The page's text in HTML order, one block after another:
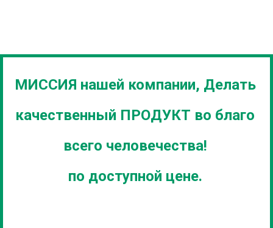
МИССИЯ нашей компании, Делать
качественный ПРОДУКТ во благо
всего человечества!
по доступной цене.